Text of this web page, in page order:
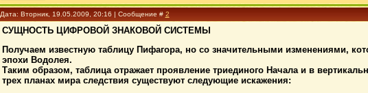
Дата: Вторник, 19.05.2009, 20:16 | Сообщение # 2
СУЩНОСТЬ ЦИФРОВОЙ ЗНАКОВОЙ СИСТЕМЫ
Получаем известную таблицу Пифагора, но со значительными изменениями,
эпохи Водолея.
Таким образом, таблица отражает проявление триединого Начала и в
трех планах мира следствия существуют следующие искажения: